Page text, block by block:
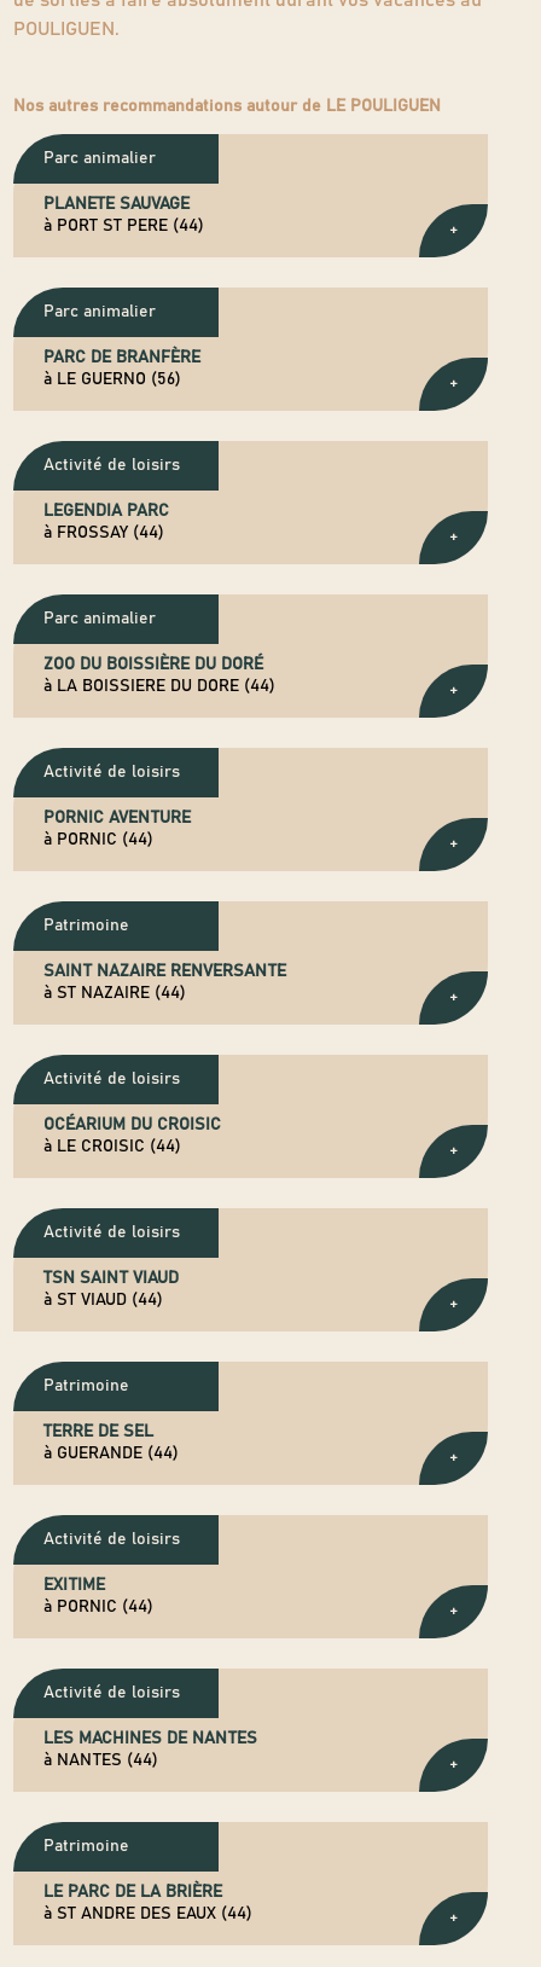
POULIGUEN.
Nos autres recommandations autour de LE POULIGUEN
PLANETE SAUVAGE
à PORT ST PERE (44)
Parc animalier
+
PARC DE BRANFÈRE
à LE GUERNO (56)
Parc animalier
+
LEGENDIA PARC
à FROSSAY (44)
Activité de loisirs
+
ZOO DU BOISSIÈRE DU DORÉ
à LA BOISSIERE DU DORE (44)
Parc animalier
+
PORNIC AVENTURE
à PORNIC (44)
Activité de loisirs
+
SAINT NAZAIRE RENVERSANTE
à ST NAZAIRE (44)
Patrimoine
+
OCÉARIUM DU CROISIC
à LE CROISIC (44)
Activité de loisirs
+
TSN SAINT VIAUD
à ST VIAUD (44)
Activité de loisirs
+
TERRE DE SEL
à GUERANDE (44)
Patrimoine
+
EXITIME
à PORNIC (44)
Activité de loisirs
+
LES MACHINES DE NANTES
à NANTES (44)
Activité de loisirs
+
LE PARC DE LA BRIÈRE
à ST ANDRE DES EAUX (44)
Patrimoine
+